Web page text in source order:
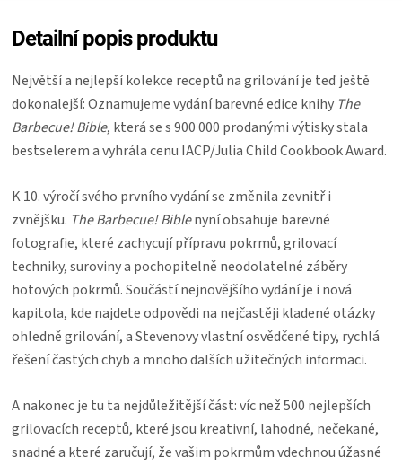
GRILOVÁNÍ
HAVAJSKÉ
KOŠILE
VÍNO
DÁRKOVÉ
POUKAZY
MĚNA
Detailní popis produktu
Největší a nejlepší kolekce receptů na grilování je teď ještě
dokonalejší: Oznamujeme vydání barevné edice knihy The
Barbecue! Bible, která se s 900 000 prodanými výtisky stala
bestselerem a vyhrála cenu IACP/Julia Child Cookbook Award.
K 10. výročí svého prvního vydání se změnila zevnitř i
zvnějšku. The Barbecue! Biblenyní obsahuje barevné
fotografie, které zachycují přípravu pokrmů, grilovací
techniky, suroviny a pochopitelně neodolatelné záběry
hotových pokrmů. Součástí nejnovějšího vydání je i nová
kapitola, kde najdete odpovědi na nejčastěji kladené otázky
ohledně grilování, a Stevenovy vlastní osvědčené tipy, rychlá
řešení častých chyb a mnoho dalších užitečných informaci.
A nakonec je tu ta nejdůležitější část: víc než 500 nejlepších
grilovacích receptů, které jsou kreativní, lahodné, nečekané,
snadné a které zaručují, že vašim pokrmům vdechnou úžasné